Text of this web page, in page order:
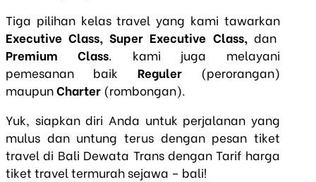
Tiga pilihan kelas travel yang kami tawarkan
Executive Class, Super Executive Class,dan
Premium Class. kami juga melayani
pemesanan baik Reguler(perorangan)
maupunCharter (rombongan).
Yuk, siapkan diri Anda untuk perjalanan yang
mulus dan untung terus dengan pesan tiket
travel di Bali Dewata Trans dengan Tarif harga
tiket travel termurah sejawa – bali!